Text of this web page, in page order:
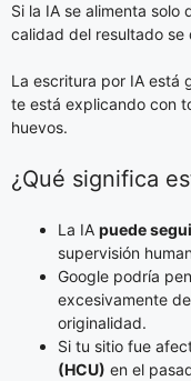
Si la IA se alimenta
calidad del resultado se
La escritura por IA está
te está explicando con
huevos.
¿Qué significa
La IA puede
supervisión
Google podría
excesivamente
originalidad.
Si tu sitio fue
(HCU) en el